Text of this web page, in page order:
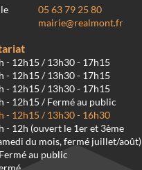
05 63 79 25 80
mairie@realmont.fr
- 12h15 / 13h30 - 17h15
- 12h15 / 13h30 - 17h15
- 12h15 / 13h30 - 17h15
- 12h15 / Fermé au public
- 12h15 / 13h30 - 16h30
- 12h (ouvert le 1er et 3ème
du mois, fermé juillet/août)
au public